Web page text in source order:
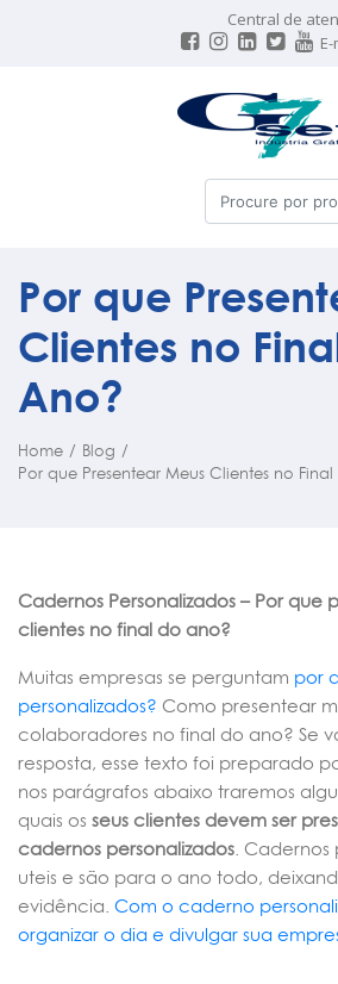
Central de
Por que
Clientes no
Ano?
Home / Blog /
Por que Presentear Meus Clientes no
Cadernos Personalizados – Por que
clientes no final do ano?
Muitas empresas se perguntam por
personalizados? Como presentear
colaboradores no final do ano? Se
resposta, esse texto foi preparado
nos parágrafos abaixo traremos
quais os seus clientes devem ser
cadernos personalizados. Cadernos
uteis e são para o ano todo,
evidência. Com o caderno
organizar o dia e divulgar sua